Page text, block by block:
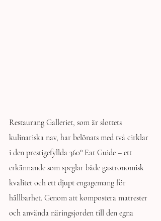
Restaurang Galleriet, som är slottets
kulinariska nav, har belönats med två cirklar
i den prestigefyllda 360° Eat Guide – ett
erkännande som speglar både gastronomisk
kvalitet och ett djupt engagemang för
hållbarhet. Genom att kompostera matrester
och använda näringsjorden till den egna